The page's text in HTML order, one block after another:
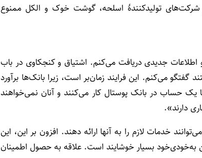
تولیدکنندۀ اسلحه، گوشت خوک و الکل ممنوع
اطلاعات جدیدی دریافت می‌کنم. اشتیاق و کنجکاوی در باب
می‌کنم. این فرایند زمان‌بر است، زیرا بانک‌ها برآورد
که فقط با یک حساب در بانک پوستال کار می‌کنند و آنان نمی‌خواهند
دارند».
خدمات لازم را به آنها ارائه دهند. افزون بر این، این
به‌خودی‌خود بسیار خوشایند است. علاقه به حصول اطمینان